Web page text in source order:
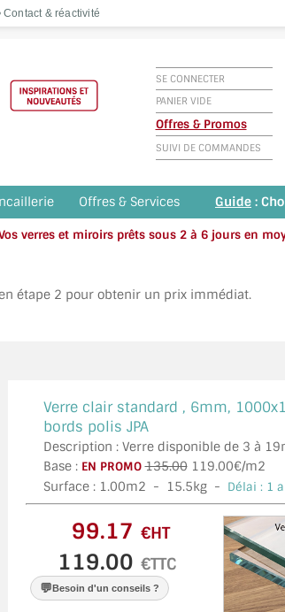
& réactivité
SE CONNECTER
PANIER VIDE
Offres & Promos
SUIVI DE COMMANDES
Offres & Services Guide :
verres et miroirs prêts sous 2 à 6 jours en
étape 2 pour obtenir un prix immédiat.
Verre clair standard , 6mm,
bords polis JPA
Description : Verre disponible de 3 à
Base : EN PROMO 135.00119.00€/m2
Surface : 1.00m2 - 15.5kg - Délai : 1
€HT
€TTC
💬Besoin d'un conseils ?